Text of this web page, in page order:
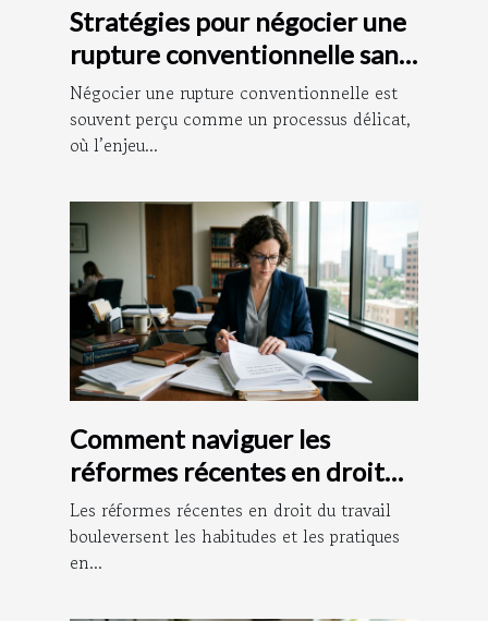
Stratégies pour négocier une
rupture conventionnelle sans
litige
Négocier une rupture conventionnelle est
souvent perçu comme un processus délicat,
où l’enjeu...
Comment naviguer les
réformes récentes en droit
du travail ?
Les réformes récentes en droit du travail
bouleversent les habitudes et les pratiques
en...